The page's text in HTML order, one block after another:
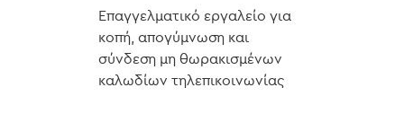
Επαγγελματικό εργαλείο για
κοπή, απογύμνωση και
σύνδεση μη θωρακισμένων
καλωδίων τηλεπικοινωνίας